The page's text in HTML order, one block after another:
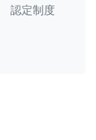
認定制度